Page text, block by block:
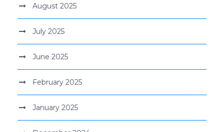
August 2025
July 2025
June 2025
February 2025
January 2025